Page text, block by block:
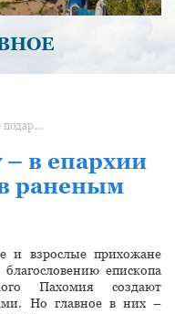
От сердца к сердцу – в епархии идет сбор подарков раненым солдатам
– в епархии
раненым
и взрослые прихожане
епископа
Пахомия создают
Но главное в них –